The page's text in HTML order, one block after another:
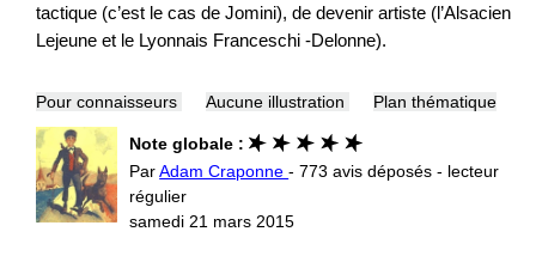
tactique (c’est le cas de Jomini), de devenir artiste (l’Alsacien
Lejeune et le Lyonnais Franceschi -Delonne).
Pour connaisseurs Aucune illustration Plan thématique
Note globale :
ParAdam Craponne- 773 avis déposés - lecteur
régulier
samedi 21 mars 2015